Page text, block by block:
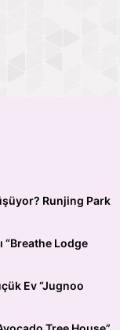
Runjing Park
“Breathe Lodge
Ev “Jugnoo